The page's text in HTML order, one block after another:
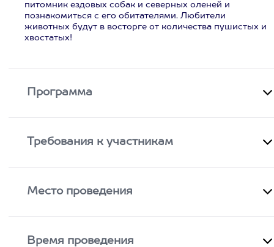
питомник ездовых собак и северных оленей и
познакомиться с его обитателями. Любители
животных будут в восторге от количества пушистых и
хвостатых!
Программа
Требования к участникам
Место проведения
Время проведения